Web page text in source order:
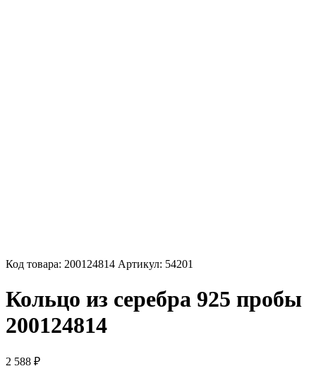
Код товара: 200124814 Артикул: 54201
Кольцо из серебра 925 пробы
200124814
2 588 ₽